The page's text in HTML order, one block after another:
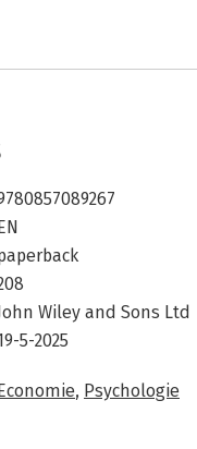
Wiley and Sons Ltd
5-2025
, Psychologie